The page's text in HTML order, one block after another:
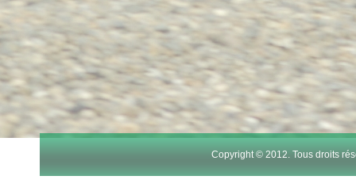
15
17
Copyright © 2012. Tous droits